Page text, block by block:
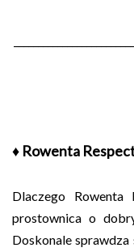
♦ Rowenta
Dlaczego
prostownica o
Doskonale